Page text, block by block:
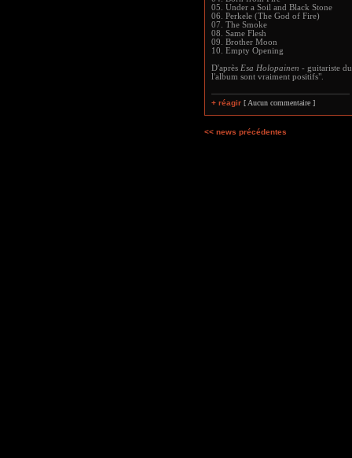
05. Under a Soil and Black Stone
06. Perkele (The God of Fire)
07. The Smoke
08. Same Flesh
09. Brother Moon
10. Empty Opening
D'après Esa Holopainen - guitariste
l'album sont vraiment positifs".
+ réagir [ Aucun commentaire ]
<< news précédentes